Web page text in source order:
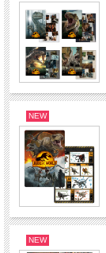
NEW
NEW